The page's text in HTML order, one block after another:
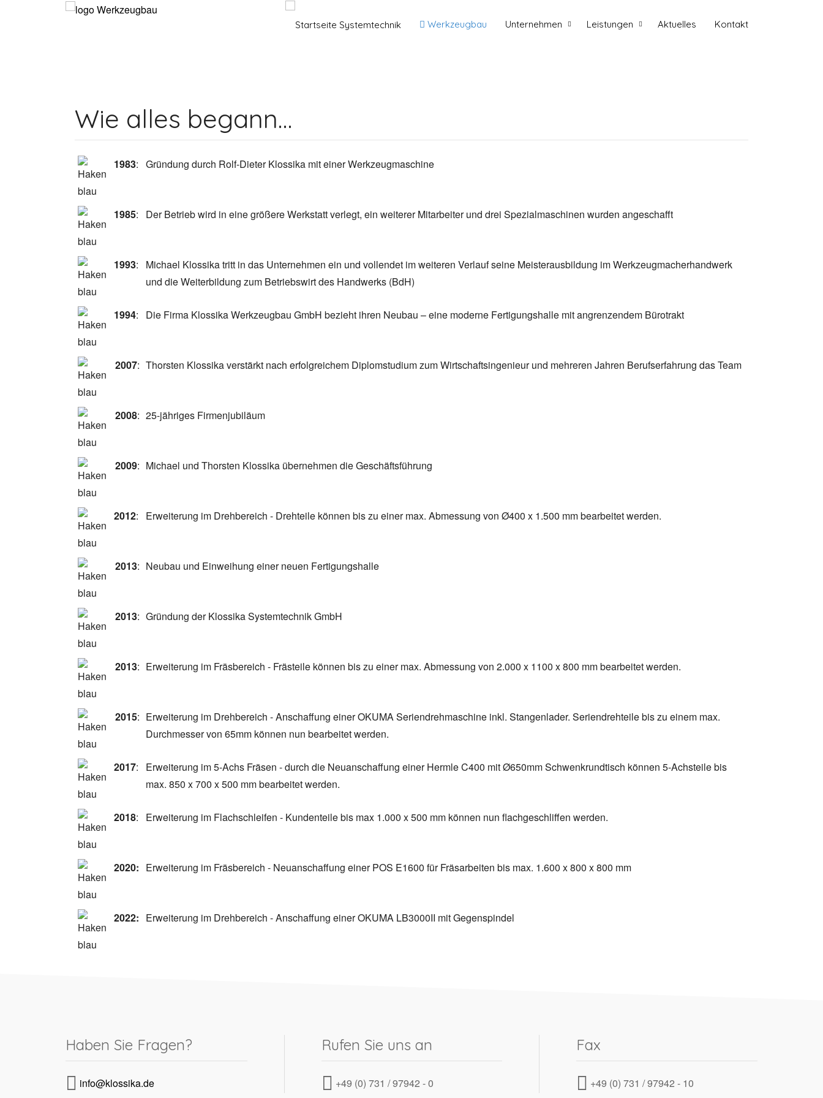
Werkzeugbau Unternehmen Leistungen Aktuelles Kontakt
Wie alles begann…
1983: Gründung durch Rolf-Dieter Klossika mit einer Werkzeugmaschine
1985: Der Betrieb wird in eine größere Werkstatt verlegt, ein weiterer Mitarbeiter und drei Spezialmaschinen wurden angeschafft
1993:
Michael Klossika tritt in das Unternehmen ein und vollendet im weiteren Verlauf seine Meisterausbildung im Werkzeugmacherhandwerk
und die Weiterbildung zum Betriebswirt des Handwerks (BdH)
1994: Die Firma Klossika Werkzeugbau GmbH bezieht ihren Neubau – eine moderne Fertigungshalle mit angrenzendem Bürotrakt
2007: Thorsten Klossika verstärkt nach erfolgreichem Diplomstudium zum Wirtschaftsingenieur und mehreren Jahren Berufserfahrung das Team
2008: 25-jähriges Firmenjubiläum
2009: Michael und Thorsten Klossika übernehmen die Geschäftsführung
2012: Erweiterung im Drehbereich - Drehteile können bis zu einer max. Abmessung von Ø400 x 1.500 mm bearbeitet werden.
2013: Neubau und Einweihung einer neuen Fertigungshalle
2013: Gründung der Klossika Systemtechnik GmbH
2013: Erweiterung im Fräsbereich - Frästeile können bis zu einer max. Abmessung von 2.000 x 1100 x 800 mm bearbeitet werden.
2015: Erweiterung im Drehbereich - Anschaffung einer OKUMA Seriendrehmaschine inkl. Stangenlader. Seriendrehteile bis zu einem max.
Durchmesser von 65mm können nun bearbeitet werden.
2017:
Erweiterung im 5-Achs Fräsen - durch die Neuanschaffung einer Hermle C400 mit Ø650mm Schwenkrundtisch können 5-Achsteile bis
max. 850 x 700 x 500 mm bearbeitet werden.
2018: Erweiterung im Flachschleifen - Kundenteile bis max 1.000 x 500 mm können nun flachgeschliffen werden.
2020: Erweiterung im Fräsbereich - Neuanschaffung einer POS E1600 für Fräsarbeiten bis max. 1.600 x 800 x 800 mm
2022: Erweiterung im Drehbereich - Anschaffung einer OKUMA LB3000II mit Gegenspindel
Haben Sie Fragen?
info@klossika.de
Rufen Sie uns an
+49 (0) 731 / 97942 - 0
Fax
+49 (0) 731 / 97942 - 10